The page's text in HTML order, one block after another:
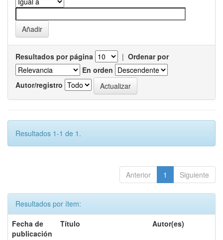
Resultados por página | Ordenar por
En orden
Autor/registro
Resultados 1-1 de 1.
Anterior 1 Siguiente
Resultados por ítem:
Fecha de
publicación
Título Autor(es)